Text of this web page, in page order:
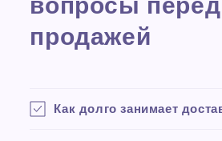
продажей
Как долго занимает